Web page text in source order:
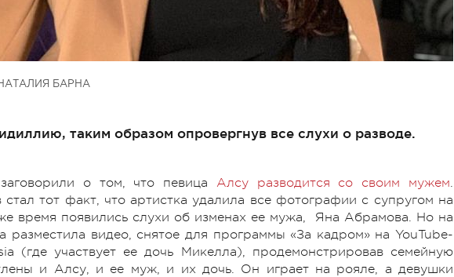
БАРНА
таким образом опровергнув все слухи о разводе.
о том, что певица Алсу разводится со своим мужем.
тот факт, что артистка удалила все фотографии с супругом на
время появились слухи об изменах ее мужа, Яна Абрамова. Но на
разместила видео, снятое для программы «За кадром» на YouTube-
(где участвует ее дочь Микелла), продемонстрировав семейную
и Алсу, и ее муж, и их дочь. Он играет на рояле, а девушки